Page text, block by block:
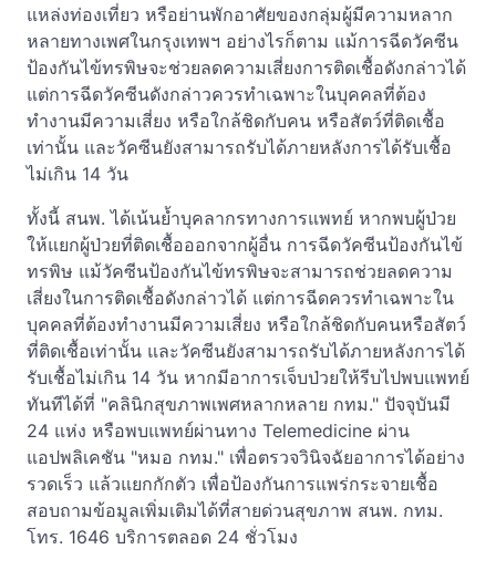
แหล่งท่องเที่ยว หรือย่านพักอาศัยของกลุ่มผู้มีความหลาก
หลายทางเพศในกรุงเทพฯ อย่างไรก็ตาม แม้การฉีดวัคซีน
ป้องกันไข้ทรพิษจะช่วยลดความเสี่ยงการติดเชื้อดังกล่าวได้
แต่การฉีดวัคซีนดังกล่าวควรทำเฉพาะในบุคคลที่ต้อง
ทำงานมีความเสี่ยง หรือใกล้ชิดกับคน หรือสัตว์ที่ติดเชื้อ
เท่านั้น และวัคซีนยังสามารถรับได้ภายหลังการได้รับเชื้อ
ไม่เกิน 14 วัน
ทั้งนี้ สนพ. ได้เน้นย้ำบุคลากรทางการแพทย์ หากพบผู้ป่วย
ให้แยกผู้ป่วยที่ติดเชื้อออกจากผู้อื่น การฉีดวัคซีนป้องกันไข้
ทรพิษ แม้วัคซีนป้องกันไข้ทรพิษจะสามารถช่วยลดความ
เสี่ยงในการติดเชื้อดังกล่าวได้ แต่การฉีดควรทำเฉพาะใน
บุคคลที่ต้องทำงานมีความเสี่ยง หรือใกล้ชิดกับคนหรือสัตว์
ที่ติดเชื้อเท่านั้น และวัคซีนยังสามารถรับได้ภายหลังการได้
รับเชื้อไม่เกิน 14 วัน หากมีอาการเจ็บป่วยให้รีบไปพบแพทย์
ทันทีได้ที่ "คลินิกสุขภาพเพศหลากหลาย กทม." ปัจจุบันมี
24 แห่ง หรือพบแพทย์ผ่านทาง Telemedicine ผ่าน
แอปพลิเคชัน "หมอ กทม." เพื่อตรวจวินิจฉัยอาการได้อย่าง
รวดเร็ว แล้วแยกกักตัว เพื่อป้องกันการแพร่กระจายเชื้อ
สอบถามข้อมูลเพิ่มเติมได้ที่สายด่วนสุขภาพ สนพ. กทม.
โทร. 1646 บริการตลอด 24 ชั่วโมง